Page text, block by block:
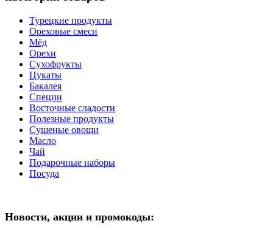
Турецкие продукты
Ореховые смеси
Мёд
Орехи
Сухофрукты
Цукаты
Бакалея
Специи
Восточные сладости
Полезные продукты
Сушеные овощи
Масло
Чай
Подарочные наборы
Посуда
Новости, акции и промокоды: